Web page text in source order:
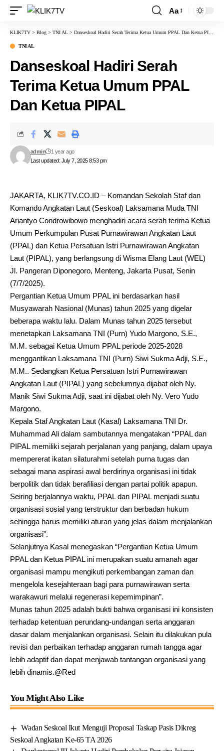
Aa
KLIK7TV > Blog > TNI AL > Danseskoal Hadiri Serah Terima Ketua Umum PPAL Dan Ketua PIPAL
TNI AL
Danseskoal Hadiri Serah
Terima Ketua Umum PPAL
Dan Ketua PIPAL
Last updated: July 7, 2025 8:53 pm
admin 1 year ago
JAKARTA, KLIK7TV.CO.ID – Komandan Sekolah Staf dan
Komando Angkatan Laut (Seskoal) Laksamana Muda TNI
Ariantyo Condrowibowo menghadiri acara serah terima Ketua
Umum Perkumpulan Pusat Purnawirawan Angkatan Laut
(PPAL) dan Ketua Persatuan Istri Purnawirawan Angkatan
Laut (PIPAL), yang berlangsung di Wisma Elang Laut (WEL)
Jl. Pangeran Diponegoro, Menteng, Jakarta Pusat, Senin
(7/7/2025).
Pergantian Ketua Umum PPAL ini berdasarkan hasil
Musyawarah Nasional (Munas) tahun 2025 yang digelar
beberapa waktu lalu. Dalam Munas tahun 2025 tersebut
menetapkan Laksamana TNI (Purn) Yudo Margono, S.E.,
M.M. sebagai Ketua Umum PPAL periode 2025-2028
menggantikan Laksamana TNI (Purn) Siwi Sukma Adji, S.E.,
M.M.. Sedangkan Ketua Persatuan Istri Purnawirawan
Angkatan Laut (PIPAL) yang sebelumnya dijabat oleh Ny.
Manik Siwi Sukma Adji, saat ini dijabat oleh Ny. Vero Yudo
Margono.
Kepala Staf Angkatan Laut (Kasal) Laksamana TNI Dr.
Muhammad Ali dalam sambutannya mengatakan “PPAL dan
PIPAL memiliki sejarah perjalanan yang panjang, dalam upaya
mempererat ikatan silaturahmi setelah purna tugas dan
sebagai mana aspirasi awal berdirinya organisasi ini tidak
berpolitik dan tidak berafiliasi dengan partai politik apapun.
Seiring berjalannya waktu, PPAL dan PIPAL menjadi suatu
organisasi sosial yang terstruktur dan berbadan hukum
sehingga harus memiliki aturan yang jelas dalam menjalankan
organisasi”.
Selanjutnya Kasal menegaskan “Pergantian Ketua Umum
PPAL dan Ketua PIPAL ini merupakan suatu amanah agar
organisasi mampu mengikuti perkembangan zaman dan
mengelola kesejahteraan bagi para purnawirawan serta
warakawuri melalui regenerasi kepemimpinan”.
Munas tahun 2025 adalah bukti bahwa organisasi ini konsisten
terhadap ketentuan perundang-undangan serta anggaran
dasar dalam menjalankan organisasi. Selain itu dilakukan pula
revisi dan perbaikan terhadap anggaran rumah tangga agar
lebih adaptif dan dapat menjawab tantangan organisasi yang
lebih dinamis.@Red
You Might Also Like
Wadan Seskoal Ikut Menguji Proposal Taskap Pasis Dikreg
Seskoal Angkatan Ke-65 TA 2026